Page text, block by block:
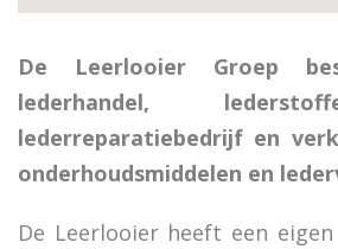
De Leerlooier Groep
lederhandel,
lederreparatiebedrijf en
onderhoudsmiddelen en
De Leerlooier heeft een